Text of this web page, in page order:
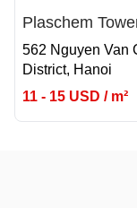
Plaschem
562 Nguyen Van
District, Hanoi
11 - 15 USD / m²